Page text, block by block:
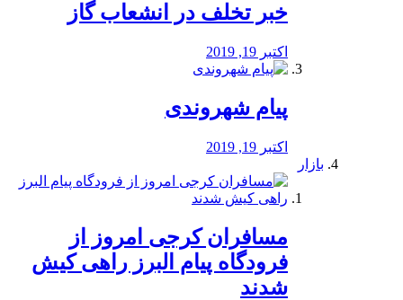
خبر تخلف در انشعاب گاز
اکتبر 19, 2019
پیام شهروندی
اکتبر 19, 2019
بازار
مسافران کرجی امروز از
فرودگاه پیام البرز راهی کیش
شدند